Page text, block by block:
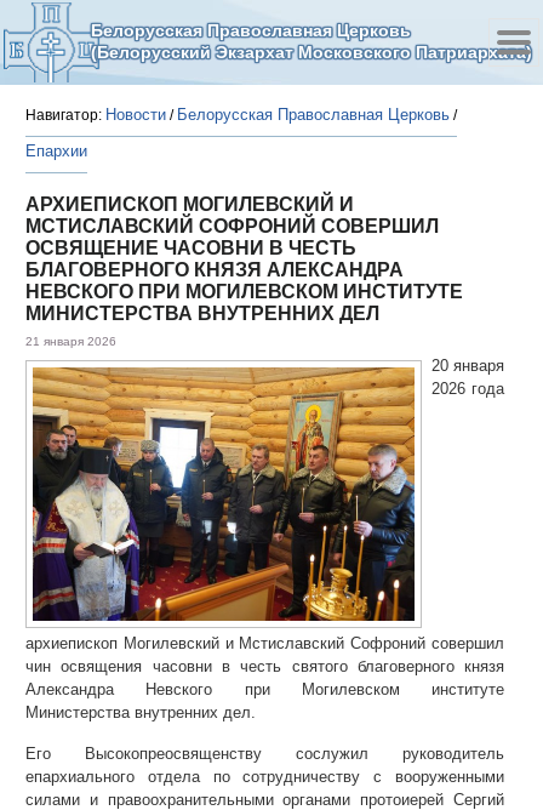
Белорусская Православная Церковь
(Белорусский Экзархат Московского Патриархата)
Навигатор: Новости / Белорусская Православная Церковь /
Епархии
АРХИЕПИСКОП МОГИЛЕВСКИЙ И
МСТИСЛАВСКИЙ СОФРОНИЙ СОВЕРШИЛ
ОСВЯЩЕНИЕ ЧАСОВНИ В ЧЕСТЬ
БЛАГОВЕРНОГО КНЯЗЯ АЛЕКСАНДРА
НЕВСКОГО ПРИ МОГИЛЕВСКОМ ИНСТИТУТЕ
МИНИСТЕРСТВА ВНУТРЕННИХ ДЕЛ
21 января 2026
20 января
2026 года
архиепископ Могилевский и Мстиславский Софроний совершил
чин освящения часовни в честь святого благоверного князя
Александра Невского при Могилевском институте
Министерства внутренних дел.
Его Высокопреосвященству сослужил руководитель
епархиального отдела по сотрудничеству с вооруженными
силами и правоохранительными органами протоиерей Сергий